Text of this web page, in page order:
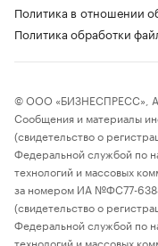
Политика в отношении
Политика обработки
© ООО «БИЗНЕСПРЕСС»,
Сообщения и материалы
(свидетельство о
Федеральной службой по
технологий и массовых
за номером ИА №ФС77-
(свидетельство о
Федеральной службой по
технологий и массовых